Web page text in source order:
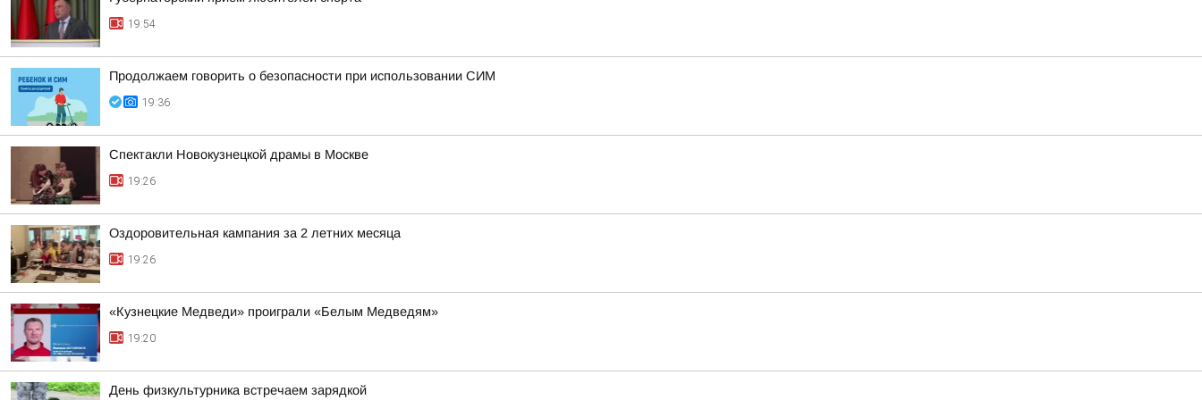
19:54
Продолжаем говорить о безопасности при использовании СИМ
19:36
Спектакли Новокузнецкой драмы в Москве
19:26
Оздоровительная кампания за 2 летних месяца
19:26
«Кузнецкие Медведи» проиграли «Белым Медведям»
19:20
День физкультурника встречаем зарядкой